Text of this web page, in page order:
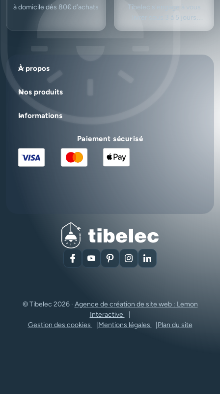
à domicile dès 80€ d’achats
Tibelec s'engage à vous
livrer sous 3 à 5 jours
À propos
Nos produits
Informations
Paiement sécurisé
FacebookYouTubePinterestInstagramLinkedIn
© Tibelec 2026 · Agence de création de site web : Lemon
Interactive
Gestion des cookies
Mentions légales Plan du site